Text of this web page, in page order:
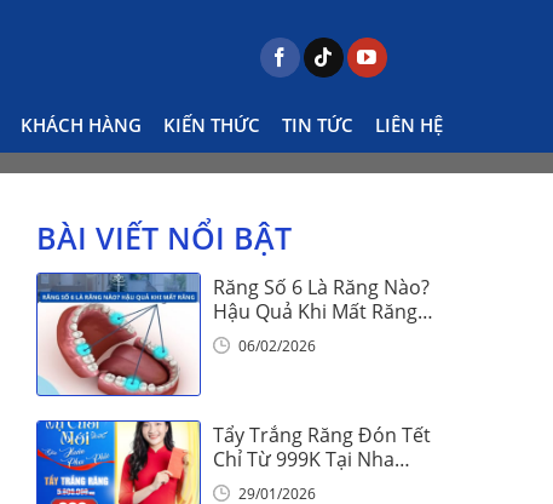
KHÁCH HÀNG KIẾN THỨC TIN TỨC LIÊN HỆ
BÀI VIẾT NỔI BẬT
Răng Số 6 Là Răng Nào?
Hậu Quả Khi Mất Răng
Số 606/02/2026
Tẩy Trắng Răng Đón Tết
Chỉ Từ 999K Tại Nha
Khoa Vinalign
29/01/2026